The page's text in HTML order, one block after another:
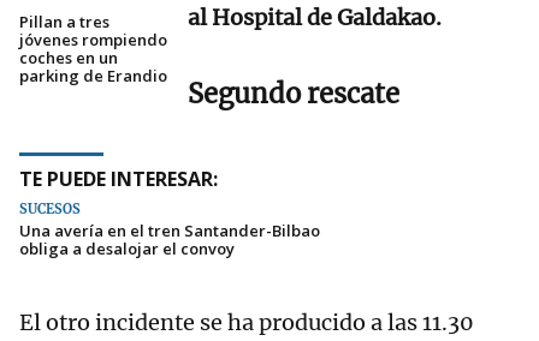
Pillan a tres
jóvenes rompiendo
coches en un
parking de Erandio
al Hospital de Galdakao.
Segundo rescate
TE PUEDE INTERESAR:
SUCESOS
Una avería en el tren Santander-Bilbao
obliga a desalojar el convoy
El otro incidente se ha producido a las 11.30